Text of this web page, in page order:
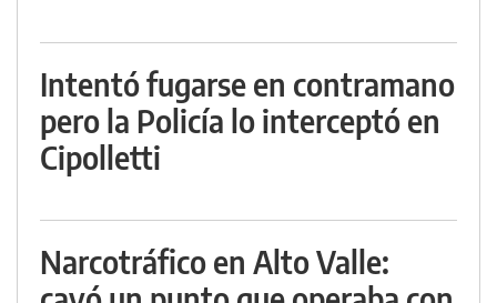
Intentó fugarse en contramano
pero la Policía lo interceptó en
Cipolletti
Narcotráfico en Alto Valle: